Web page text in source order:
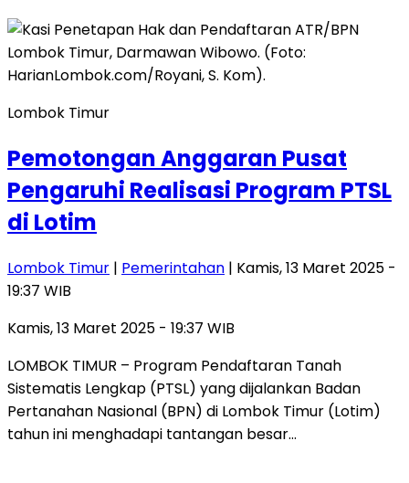
Lombok Timur
Pemotongan Anggaran Pusat
Pengaruhi Realisasi Program PTSL
di Lotim
Lombok Timur | Pemerintahan | Kamis, 13 Maret 2025 -
19:37 WIB
Kamis, 13 Maret 2025 - 19:37 WIB
LOMBOK TIMUR – Program Pendaftaran Tanah
Sistematis Lengkap (PTSL) yang dijalankan Badan
Pertanahan Nasional (BPN) di Lombok Timur (Lotim)
tahun ini menghadapi tantangan besar…